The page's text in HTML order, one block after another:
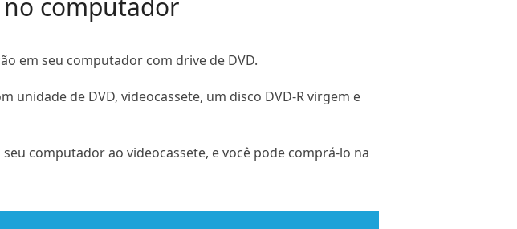
no computador
em seu computador com drive de DVD.
de DVD, videocassete, um disco DVD-R virgem e
computador ao videocassete, e você pode comprá-lo na